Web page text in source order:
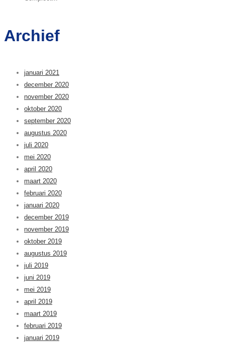
Archief
januari 2021
december 2020
november 2020
oktober 2020
september 2020
augustus 2020
juli 2020
mei 2020
april 2020
maart 2020
februari 2020
januari 2020
december 2019
november 2019
oktober 2019
augustus 2019
juli 2019
juni 2019
mei 2019
april 2019
maart 2019
februari 2019
januari 2019